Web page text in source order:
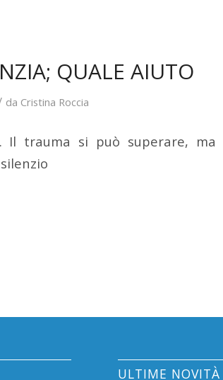
QUALE AIUTO
da Cristina Roccia
Il trauma si può superare, ma
ULTIME NOVITÀ